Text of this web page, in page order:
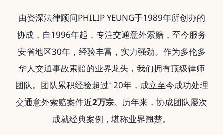
由资深法律顾问PHILIP YEUNG于1989年所创办的
协成，自1996年起，专注交通意外索赔，至今服务
安省地区30年，经验丰富，实力强劲。作为多伦多
华人交通事故索赔的业界龙头，我们拥有顶级律师
团队。团队累积经验超过120年，成立至今成功处理
交通意外索赔案件近2万宗。历年来，协成团队屡次
成就经典案例，堪称业界翘楚。